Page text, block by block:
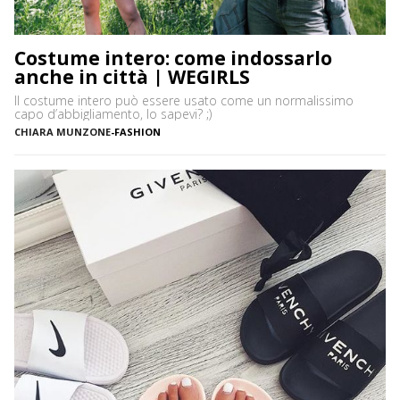
Costume intero: come indossarlo
anche in città | WEGIRLS
Il costume intero può essere usato come un normalissimo
capo d’abbigliamento, lo sapevi? ;)
CHIARA MUNZONE-FASHION